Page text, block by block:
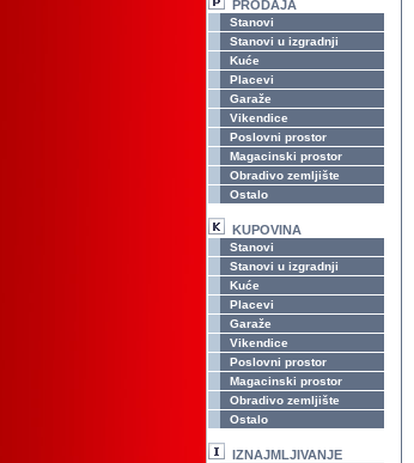
PRODAJA
Stanovi
Stanovi u izgradnji
Kuće
Placevi
Garaže
Vikendice
Poslovni prostor
Magacinski prostor
Obradivo zemljište
Ostalo
KUPOVINA
Stanovi
Stanovi u izgradnji
Kuće
Placevi
Garaže
Vikendice
Poslovni prostor
Magacinski prostor
Obradivo zemljište
Ostalo
IZNAJMLJIVANJE